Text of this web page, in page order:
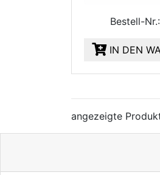
Bestell-
IN DEN
angezeigte